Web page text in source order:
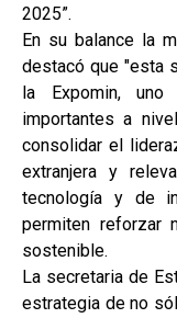
2025”.
En su balance la
destacó que "esta
la Expomin,
importantes a
consolidar el
extranjera y
tecnología y de
permiten reforzar
sostenible.
La secretaria de
estrategia de no